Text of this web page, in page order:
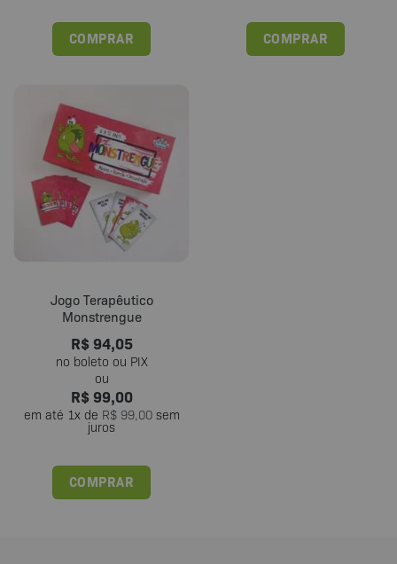
COMPRAR COMPRAR
Jogo Terapêutico
Monstrengue
R$94,05
R$99,00
em até 1x de R$99,00sem
juros
COMPRAR